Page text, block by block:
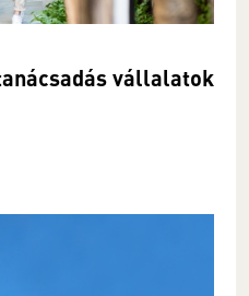
vállalatok